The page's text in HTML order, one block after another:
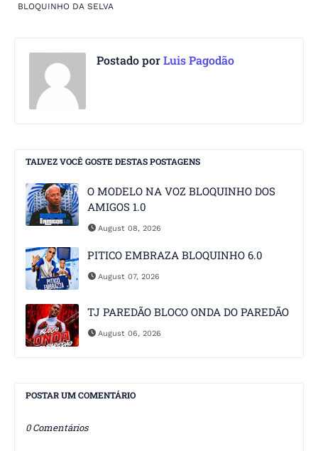
BLOQUINHO DA SELVA
Postado porLuis Pagodão
TALVEZ VOCÊ GOSTE DESTAS POSTAGENS
O MODELO NA VOZ BLOQUINHO DOS
AMIGOS 1.0
August 08, 2026
PITICO EMBRAZA BLOQUINHO 6.0
August 07, 2026
TJ PAREDÃO BLOCO ONDA DO PAREDÃO
August 06, 2026
POSTAR UM COMENTÁRIO
0 Comentários